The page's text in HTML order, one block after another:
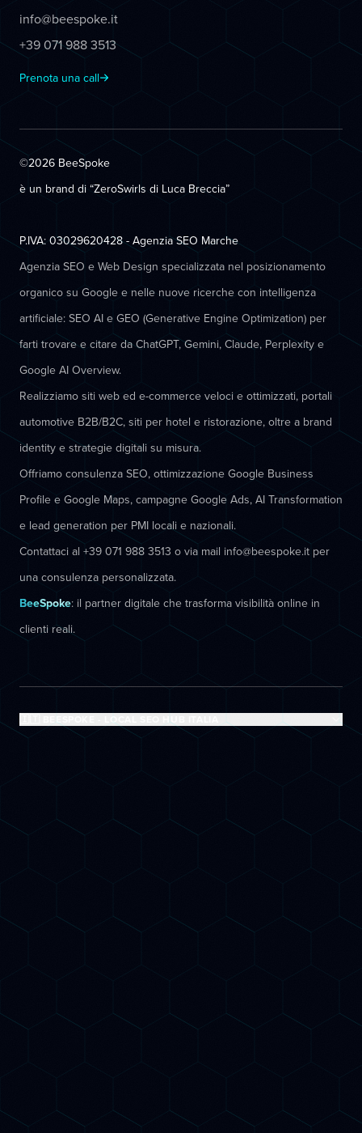
info@beespoke.it
+39 071 988 3513
Prenota una call
©2026 BeeSpoke
è un brand di “ZeroSwirls di Luca Breccia”
P.IVA: 03029620428 - Agenzia SEO Marche
Agenzia SEO e Web Design specializzata nel posizionamento
organico su Google e nelle nuove ricerche con intelligenza
artificiale: SEO AI e GEO (Generative Engine Optimization) per
farti trovare e citare da ChatGPT, Gemini, Claude, Perplexity e
Google AI Overview.
Realizziamo siti web ed e-commerce veloci e ottimizzati, portali
automotive B2B/B2C, siti per hotel e ristorazione, oltre a brand
identity e strategie digitali su misura.
Offriamo consulenza SEO, ottimizzazione Google Business
Profile e Google Maps, campagne Google Ads, AI Transformation
e lead generation per PMI locali e nazionali.
Contattaci al +39 071 988 3513 o via mail info@beespoke.it per
una consulenza personalizzata.
BeeSpoke: il partner digitale che trasforma visibilità online in
clienti reali.